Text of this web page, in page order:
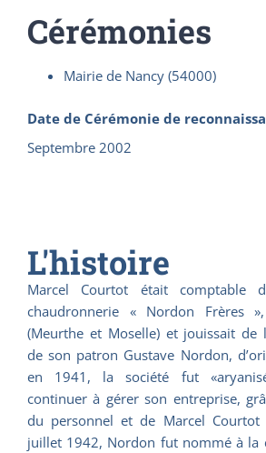
Cérémonies
Mairie de Nancy (54000)
Date de Cérémonie de
Septembre 2002
L'histoire
Marcel Courtot était comptable
chaudronnerie « Nordon Frères
(Meurthe et Moselle) et jouissait de
de son patron Gustave Nordon,
en 1941, la société fut
continuer à gérer son entreprise,
du personnel et de Marcel Courtot
juillet 1942, Nordon fut nommé à la